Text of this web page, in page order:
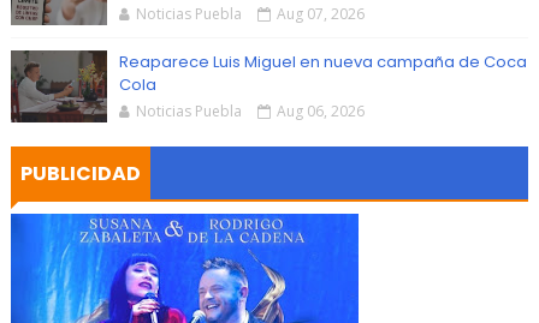
Noticias Puebla Aug 07, 2026
Reaparece Luis Miguel en nueva campaña de Coca
Cola
Noticias Puebla Aug 06, 2026
PUBLICIDAD